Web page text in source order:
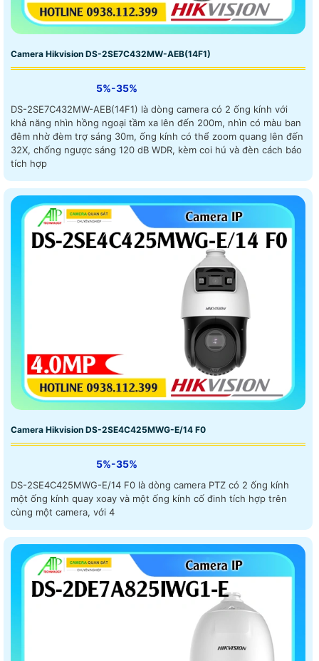
Camera Hikvision DS-2SE7C432MW-AEB(14F1)
5%-35%
DS-2SE7C432MW-AEB(14F1) là dòng camera có 2 ống kính với
khả năng nhìn hồng ngoại tầm xa lên đến 200m, nhìn có màu ban
đêm nhờ đèm trợ sáng 30m, ống kính có thể zoom quang lên đến
32X, chống ngược sáng 120 dB WDR, kèm coi hú và đèn cách báo
tích hợp
Camera Hikvision DS-2SE4C425MWG-E/14 F0
5%-35%
DS-2SE4C425MWG-E/14 F0 là dòng camera PTZ có 2 ống kính
một ống kính quay xoay và một ống kính cố đinh tích hợp trên
cùng một camera, với 4